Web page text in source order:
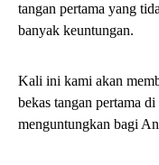
tangan pertama yang
banyak keuntungan.
Kali ini kami akan
bekas tangan pertama
menguntungkan bagi